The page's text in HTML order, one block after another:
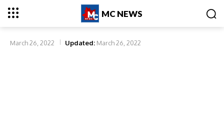
MC NEWS
March 26, 2022 Updated: March 26, 2022